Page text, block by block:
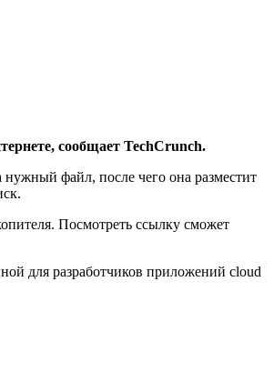
сообщает TechCrunch.
нужный файл, после чего она разместит
Посмотреть ссылку сможет
для разработчиков приложений cloud